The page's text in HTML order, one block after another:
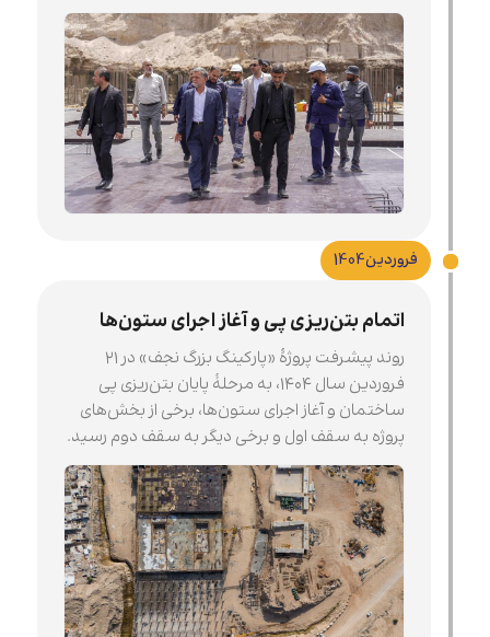
فروردین1404
اتمام بتن‌ریزی پی و آغاز اجرای ستون‌ها
روند پیشرفت پروژۀ «پارکینگ بزرگ نجف» در ۲۱
فروردین سال ۱۴۰۴، به مرحلۀ پایان بتن‌ریزی پی
ساختمان و آغاز اجرای ستون‌ها، برخی از بخش‌های
پروژه به سقف اول و برخی دیگر به سقف دوم رسید.